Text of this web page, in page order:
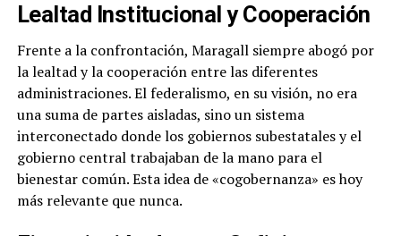
Lealtad Institucional y Cooperación
Frente a la confrontación, Maragall siempre abogó por
la lealtad y la cooperación entre las diferentes
administraciones. El federalismo, en su visión, no era
una suma de partes aisladas, sino un sistema
interconectado donde los gobiernos subestatales y el
gobierno central trabajaban de la mano para el
bienestar común. Esta idea de «cogobernanza» es hoy
más relevante que nunca.